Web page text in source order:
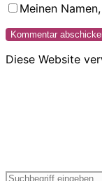
Meinen
Diese Website